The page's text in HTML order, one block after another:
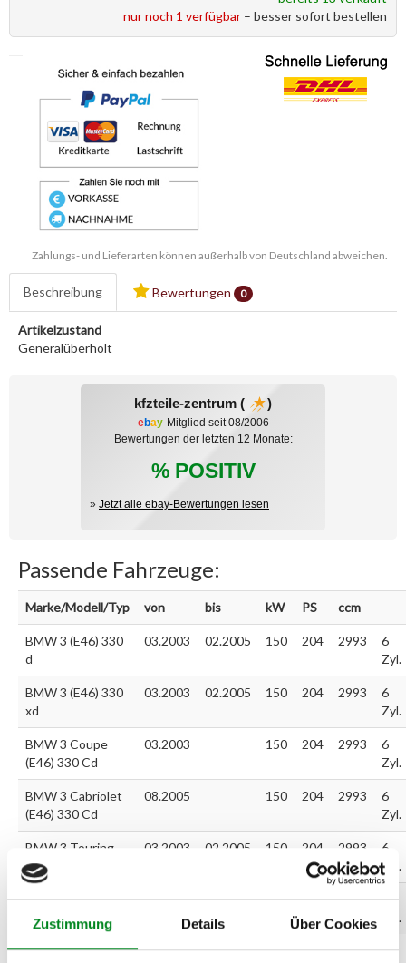
Zustimmung Details Über Cookies
nur noch 1 verfügbar – besser sofort bestellen
Zahlungs- und Lieferarten können außerhalb von Deutschland abweichen.
Beschreibung Bewertungen 0
Artikelzustand
Generalüberholt
kfzteile-zentrum ( )
ebay-Mitglied seit 08/2006
Bewertungen der letzten 12 Monate:
% POSITIV
» Jetzt alle ebay-Bewertungen lesen
Passende Fahrzeuge:
Marke/Modell/Typ von bis kW PS ccm
BMW 3 (E46) 330
d
03.2003 02.2005 150 204 2993
6
Zyl.
BMW 3 (E46) 330
xd
03.2003 02.2005 150 204 2993
6
Zyl.
BMW 3 Coupe
(E46) 330 Cd
03.2003 150 204 2993
6
Zyl.
BMW 3 Cabriolet
(E46) 330 Cd
08.2005 150 204 2993
6
Zyl.
BMW 3 Touring
(E46) 330 d
03.2003 02.2005 150 204 2993
6
Zyl.
BMW 3 Touring
(E46) 330 xd
03.2003 02.2005 150 204 2993
6
Zyl.